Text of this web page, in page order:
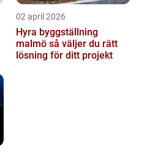
02 april 2026
Hyra byggställning
malmö så väljer du rätt
lösning för ditt projekt